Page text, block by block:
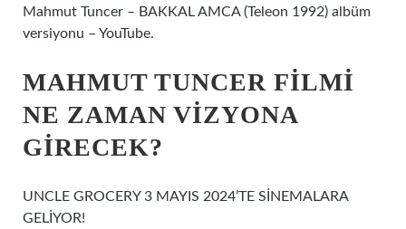
Mahmut Tuncer – BAKKAL AMCA (Teleon 1992) albüm
versiyonu – YouTube.
MAHMUT TUNCER FILMI
NE ZAMAN VIZYONA
GIRECEK?
UNCLE GROCERY 3 MAYIS 2024’TE SİNEMALARA
GELİYOR!